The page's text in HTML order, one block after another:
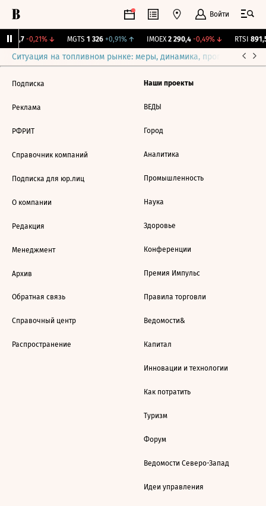
Войти
9,7 -0,21%↓ MGTS 1 326 +0,91%↑ IMOEX 2 290,4 -0,49%↓ RTSI
Ситуация на топливном рынке: меры, динамика, прогнозы
Подписка
Реклама
РФРИТ
Справочник компаний
Подписка для юр.лиц
О компании
Редакция
Менеджмент
Архив
Обратная связь
Справочный центр
Распространение
Наши проекты
ВЕДЫ
Город
Аналитика
Промышленность
Наука
Здоровье
Конференции
Премия Импульс
Правила торговли
Ведомости&
Капитал
Инновации и технологии
Как потратить
Туризм
Форум
Ведомости Северо-Запад
Идеи управления